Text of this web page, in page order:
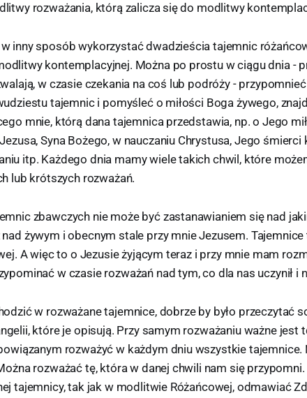
rozważania, którą zalicza się do modlitwy
inny sposób wykorzystać dwadzieścia tajemnic
kontemplacyjnej. Można po prostu w ciągu dnia -
w czasie czekania na coś lub podróży -
tajemnic i pomyśleć o miłości Boga żywego,
mnie, którą dana tajemnica przedstawia, np. o Jego
Syna Bożego, w nauczaniu Chrystusa, Jego śmierci
itp. Każdego dnia mamy wiele takich chwil, które
lub krótszych rozważań.
zbawczych nie może być zastanawianiem się nad
żywym i obecnym stale przy mnie Jezusem.
A więc to o Jezusie żyjącym teraz i przy mnie mam
w czasie rozważań nad tym, co dla nas uczynił i
w rozważane tajemnice, dobrze by było przeczytać
które je opisują. Przy samym rozważaniu ważne jest
rozważyć w każdym dniu wszystkie tajemnice.
rozważać tę, która w danej chwili nam się
tajemnicy, tak jak w modlitwie Różańcowej, odmawiać